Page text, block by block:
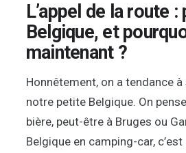
L’appel de la route
Belgique, et
maintenant ?
Honnêtement, on a tendance
notre petite Belgique. On
bière, peut-être à Bruges ou
Belgique en camping-car,